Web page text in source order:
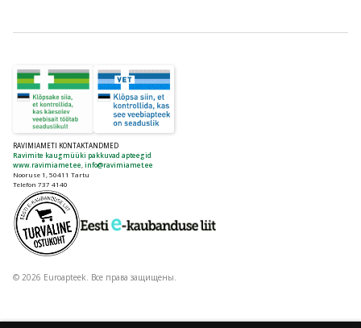
RAVIMIAMETI KONTAKTANDMED
Ravimite kaugmüüki pakkuvad apteegid
www.ravimiamet.ee info@ravimiamet.ee
Nooruse 1, 50411 Tartu
Telefon 737 4140
© 2026 Euroapteek. Все права защищены.